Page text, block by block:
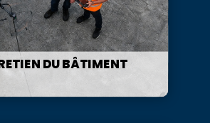
DU BÂTIMENT